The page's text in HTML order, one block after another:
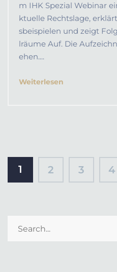
m IHK Spezial Webinar
ktuelle Rechtslage,
sbeispielen und zeigt
lräume Auf. Die
ehen....
Weiterlesen
1 2 3 4